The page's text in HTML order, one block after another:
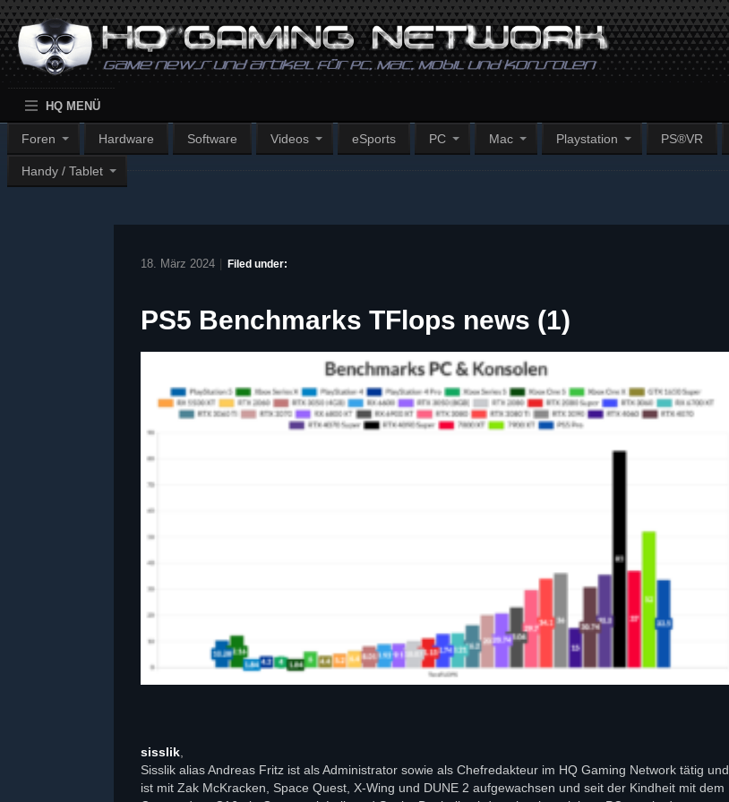
HQ MENÜ
Foren Hardware Software Videos eSports PC Mac Playstation PS®VR
Handy / Tablet
18. März 2024 Filed under:
PS5 Benchmarks TFlops news (1)
sisslik,
Sisslik alias Andreas Fritz ist als Administrator sowie als Chefredakteur im HQ Gaming Network tätig und
ist mit Zak McKracken, Space Quest, X-Wing und DUNE 2 aufgewachsen und seit der Kindheit mit dem